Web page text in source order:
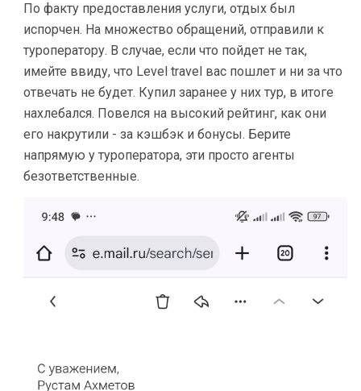
По факту предоставления услуги, отдых был
испорчен. На множество обращений, отправили к
туроператору. В случае, если что пойдет не так,
имейте ввиду, что Level travel вас пошлет и ни за что
отвечать не будет. Купил заранее у них тур, в итоге
нахлебался. Повелся на высокий рейтинг, как они
его накрутили - за кэшбэк и бонусы. Берите
напрямую у туроператора, эти просто агенты
безответственные.